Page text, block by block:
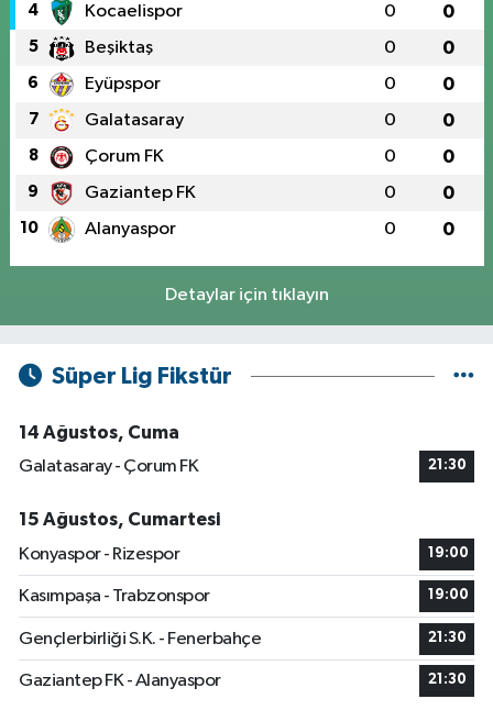
4 Kocaelispor 0 0
5 Beşiktaş 0 0
6 Eyüpspor 0 0
7 Galatasaray 0 0
8 Çorum FK 0 0
9 Gaziantep FK 0 0
10 Alanyaspor 0 0
Detaylar için tıklayın
Süper Lig Fikstür
14 Ağustos, Cuma
Galatasaray - Çorum FK
21:30
15 Ağustos, Cumartesi
Konyaspor - Rizespor
19:00
Kasımpaşa - Trabzonspor 19:00
Gençlerbirliği S.K. - Fenerbahçe 21:30
Gaziantep FK - Alanyaspor 21:30